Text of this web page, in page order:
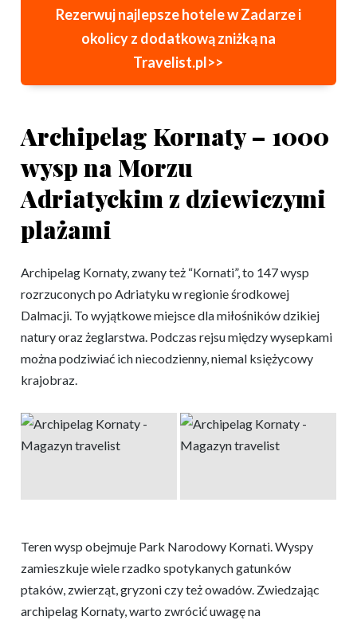
Rezerwuj najlepsze hotele w Zadarze i
okolicy z dodatkową zniżką na
Travelist.pl>>
Archipelag Kornaty – 1000
wysp na Morzu
Adriatyckim z dziewiczymi
plażami
Archipelag Kornaty, zwany też “Kornati”, to 147 wysp
rozrzuconych po Adriatyku w regionie środkowej
Dalmacji. To wyjątkowe miejsce dla miłośników dzikiej
natury oraz żeglarstwa. Podczas rejsu między wysepkami
można podziwiać ich niecodzienny, niemal księżycowy
krajobraz.
Teren wysp obejmuje Park Narodowy Kornati. Wyspy
zamieszkuje wiele rzadko spotykanych gatunków
ptaków, zwierząt, gryzoni czy też owadów. Zwiedzając
archipelag Kornaty, warto zwrócić uwagę na